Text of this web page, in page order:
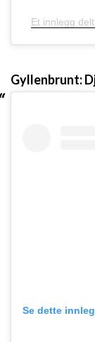
Et innlegg
Gyllenbrunt:
Se dette